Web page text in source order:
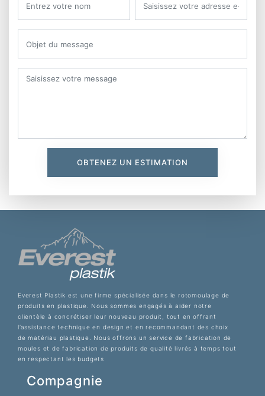
OBTENEZ UN ESTIMATION
Everest Plastik est une firme spécialisée dans le rotomoulage de
produits en plastique. Nous sommes engagés à aider notre
clientèle à concrétiser leur nouveau produit, tout en offrant
l’assistance technique en design et en recommandant des choix
de matériau plastique. Nous offrons un service de fabrication de
moules et de fabrication de produits de qualité livrés à temps tout
en respectant les budgets
Compagnie